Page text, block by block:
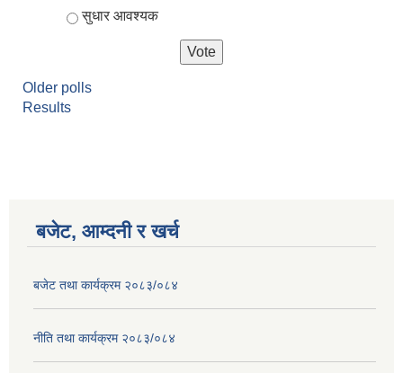
सुधार आवश्यक
Older polls
Results
बजेट, आम्दनी र खर्च
बजेट तथा कार्यक्रम २०८३/०८४
नीति तथा कार्यक्रम २०८३/०८४